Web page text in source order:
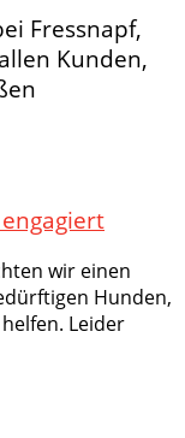
Fressnapf,
Kunden,
wir einen
Hunden,
Leider